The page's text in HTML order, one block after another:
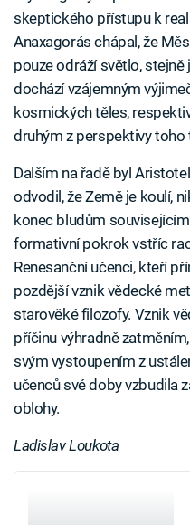
skeptického přístupu k
Anaxagorás chápal, že
pouze odráží světlo,
dochází vzájemným
kosmických těles,
druhým z perspektivy toho
Dalším na řadě byl
odvodil, že Země je koulí,
konec bludům
formativní pokrok vstříc
Renesanční učenci, kteří
pozdější vznik vědecké
starověké filozofy. Vznik
příčinu výhradně
svým vystoupením z
učenců své doby vzbudila
oblohy.
Ladislav Loukota